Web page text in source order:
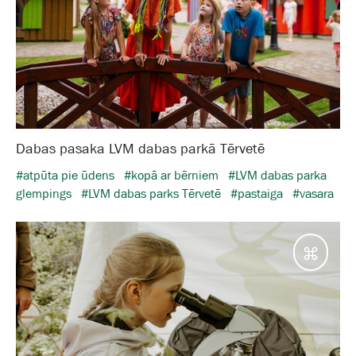
Dabas pasaka LVM dabas parkā Tērvetē
#atpūta pie ūdens #kopā ar bērniem
#LVM dabas parka
glempings #LVM dabas parks Tērvetē #pastaiga #vasara